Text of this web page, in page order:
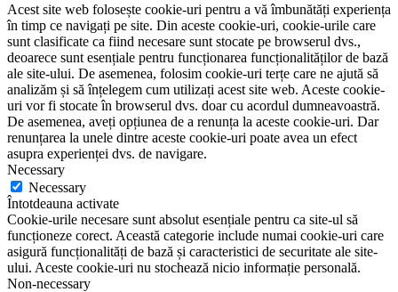
Acest site web folosește cookie-uri pentru a vă îmbunătăți experiența
în timp ce navigați pe site. Din aceste cookie-uri, cookie-urile care
sunt clasificate ca fiind necesare sunt stocate pe browserul dvs.,
deoarece sunt esențiale pentru funcționarea funcționalităților de bază
ale site-ului. De asemenea, folosim cookie-uri terțe care ne ajută să
analizăm și să înțelegem cum utilizați acest site web. Aceste cookie-
uri vor fi stocate în browserul dvs. doar cu acordul dumneavoastră.
De asemenea, aveți opțiunea de a renunța la aceste cookie-uri. Dar
renunțarea la unele dintre aceste cookie-uri poate avea un efect
asupra experienței dvs. de navigare.
Necessary
Necessary
Întotdeauna activate
Cookie-urile necesare sunt absolut esențiale pentru ca site-ul să
funcționeze corect. Această categorie include numai cookie-uri care
asigură funcționalități de bază și caracteristici de securitate ale site-
ului. Aceste cookie-uri nu stochează nicio informație personală.
Non-necessary